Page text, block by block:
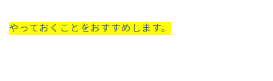
やっておくことをおすすめします。